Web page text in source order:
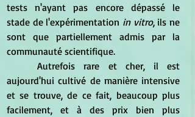
tests n'ayant pas encore dépassé le
stade de l'expérimentation in vitro, ils ne
sont que partiellement admis par la
communauté scientifique.
	Autrefois rare et cher, il est
aujourd'hui cultivé de manière intensive
et se trouve, de ce fait, beaucoup plus
facilement, et à des prix bien plus